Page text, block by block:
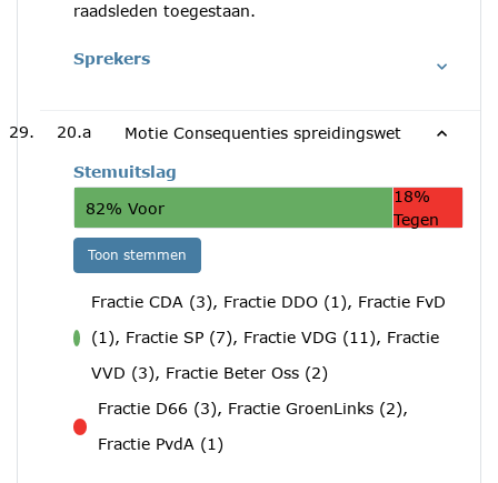
raadsleden toegestaan.
Sprekers
20.a Motie Consequenties spreidingswet
Stemuitslag
82% Voor
18%
Tegen
Toon stemmen
Fractie CDA (3), Fractie DDO (1), Fractie FvD
(1), Fractie SP (7), Fractie VDG (11), Fractie
VVD (3), Fractie Beter Oss (2)
tegen
Fractie D66 (3), Fractie GroenLinks (2),
Fractie PvdA (1)